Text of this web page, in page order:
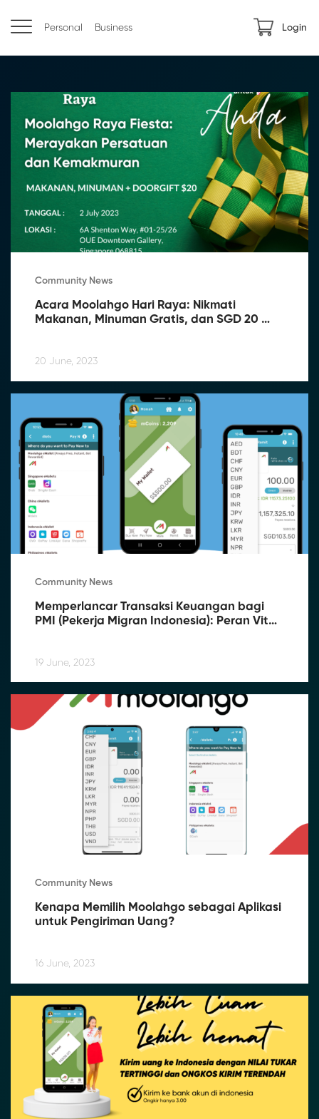
Personal Business Login
Community News
Acara Moolahgo Hari Raya: Nikmati
Makanan, Minuman Gratis, dan SGD 20
20 June, 2023
Community News
Memperlancar Transaksi Keuangan bagi
PMI (Pekerja Migran Indonesia): Peran Vital
19 June, 2023
Community News
Kenapa Memilih Moolahgo sebagai Aplikasi
untuk Pengiriman Uang?
16 June, 2023